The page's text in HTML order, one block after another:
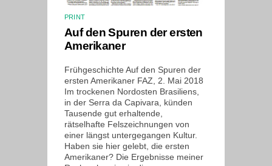
PRINT
Auf den Spuren der ersten
Amerikaner
Frühgeschichte Auf den Spuren der
ersten Amerikaner FAZ, 2. Mai 2018
Im trockenen Nordosten Brasiliens,
in der Serra da Capivara, künden
Tausende gut erhaltende,
rätselhafte Felszeichnungen von
einer längst untergegangen Kultur.
Haben sie hier gelebt, die ersten
Amerikaner? Die Ergebnisse meiner